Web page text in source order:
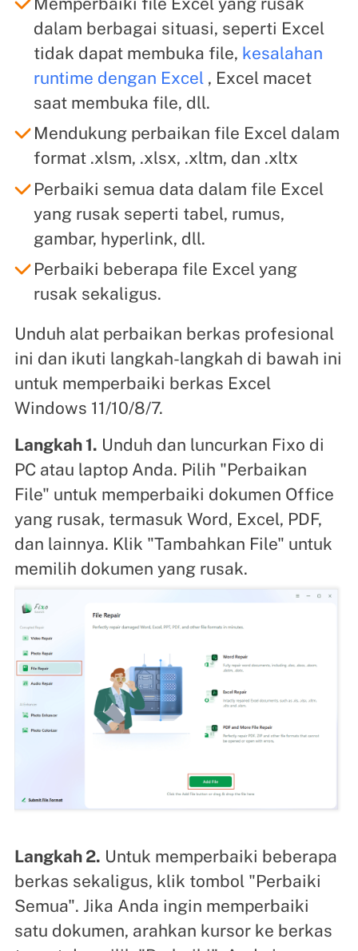
dalam berbagai situasi, seperti Excel
tidak dapat membuka file, kesalahan
runtime dengan Excel , Excel macet
saat membuka file, dll.
Mendukung perbaikan file Excel dalam
format .xlsm, .xlsx, .xltm, dan .xltx
Perbaiki semua data dalam file Excel
yang rusak seperti tabel, rumus,
gambar, hyperlink, dll.
Perbaiki beberapa file Excel yang
rusak sekaligus.
Unduh alat perbaikan berkas profesional
ini dan ikuti langkah-langkah di bawah ini
untuk memperbaiki berkas Excel
Windows 11/10/8/7.
Langkah 1. Unduh dan luncurkan Fixo di
PC atau laptop Anda. Pilih "Perbaikan
File" untuk memperbaiki dokumen Office
yang rusak, termasuk Word, Excel, PDF,
dan lainnya. Klik "Tambahkan File" untuk
memilih dokumen yang rusak.
Langkah 2. Untuk memperbaiki beberapa
berkas sekaligus, klik tombol "Perbaiki
Semua". Jika Anda ingin memperbaiki
satu dokumen, arahkan kursor ke berkas